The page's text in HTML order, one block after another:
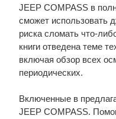
JEEP COMPASS в
сможет использовать
риска сломать что-
книги отведена теме
включая обзор всех
периодических.
Включенные в
JEEP COMPASS.